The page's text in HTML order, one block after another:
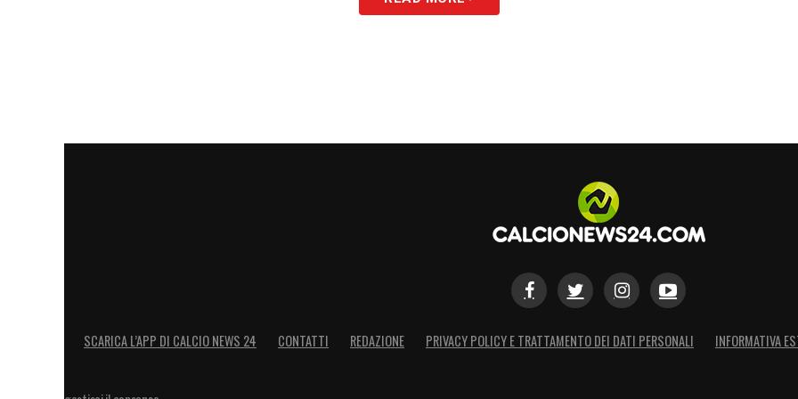
SCARICA L’APP DI CALCIO NEWS 24 CONTATTI REDAZIONE PRIVACY POLICY E TRATTAMENTO DEI DATI PERSONALI INFORMATIVA